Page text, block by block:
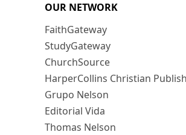
OUR NETWORK
FaithGateway
StudyGateway
ChurchSource
HarperCollins Christian
Grupo Nelson
Editorial Vida
Thomas Nelson